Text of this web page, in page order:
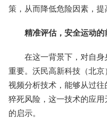
策，从而降低危险因素，提
精准评估，安全运动的
在这一背景下，对自
重要。沃民高新科技（北
视频分析技术，能够从过
猝死风险，这一技术的应
的启示。